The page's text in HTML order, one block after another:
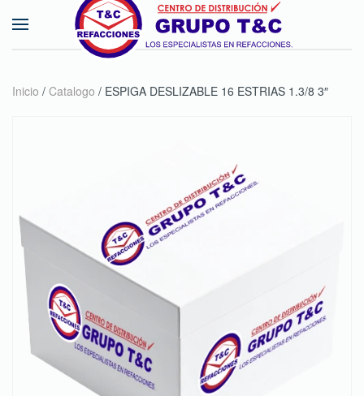
Skip to main content
Inicio / Catalogo / ESPIGA DESLIZABLE 16 ESTRIAS 1.3/8 3″